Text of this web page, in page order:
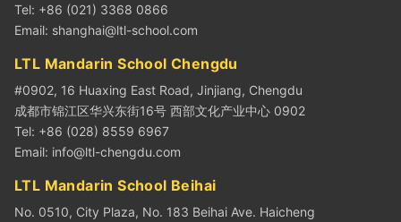
Tel: +86 (021) 3368 0866
Email: shanghai@ltl-school.com
LTL Mandarin School Chengdu
#0902, 16 Huaxing East Road, Jinjiang, Chengdu
成都市锦江区华兴东街16号 西部文化产业中心 0902
Tel: +86 (028) 8559 6967
Email: info@ltl-chengdu.com
LTL Mandarin School Beihai
No. 0510, City Plaza, No. 183 Beihai Ave. Haicheng